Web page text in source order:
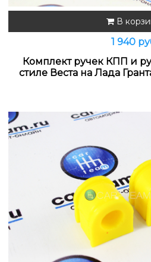
В
1 940
Комплект ручек КПП и
стиле Веста на Лада